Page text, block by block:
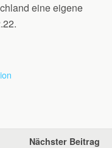
eine eigene
Nächster Beitrag